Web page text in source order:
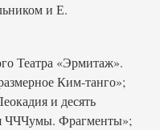
и Е.
Театра «Эрмитаж».
Ким-танго»;
и десять
ЧЧЧумы. Фрагменты»;